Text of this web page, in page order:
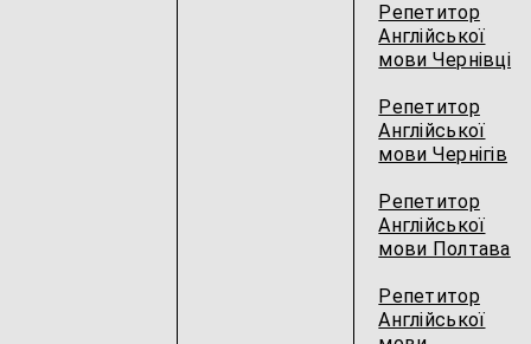
Репетитор
Англійської
мови Чернівці
Репетитор
Англійської
мови Чернігів
Репетитор
Англійської
мови Полтава
Репетитор
Англійської